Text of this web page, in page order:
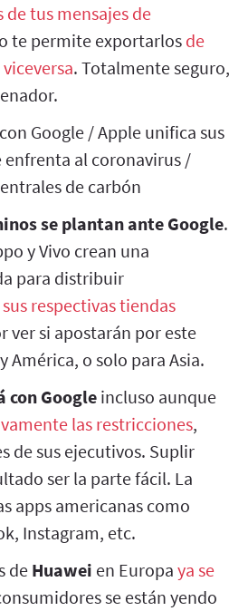
de tus mensajes de
te permite exportarlos de
. Totalmente seguro,
Google / Apple unifica sus
enfrenta al coronavirus /
de carbón
se plantan ante Google.
y Vivo crean una
para distribuir
respectivas tiendas
ver si apostarán por este
América, o solo para Asia.
con Google incluso aunque
las restricciones,
de sus ejecutivos. Suplir
ser la parte fácil. La
apps americanas como
Instagram, etc.
de Huawei en Europa ya se
se están yendo